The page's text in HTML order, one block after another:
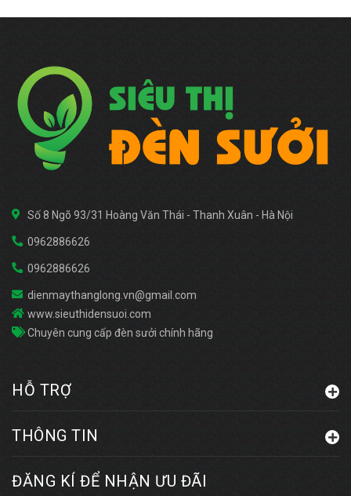
Số 8 Ngõ 93/31 Hoàng Văn Thái - Thanh Xuân - Hà Nội
0962886626
0962886626
dienmaythanglong.vn@gmail.com
www.sieuthidensuoi.com
Chuyên cung cấp đèn sưởi chính hãng
HỖ TRỢ
THÔNG TIN
ĐĂNG KÍ ĐỂ NHẬN ƯU ĐÃI